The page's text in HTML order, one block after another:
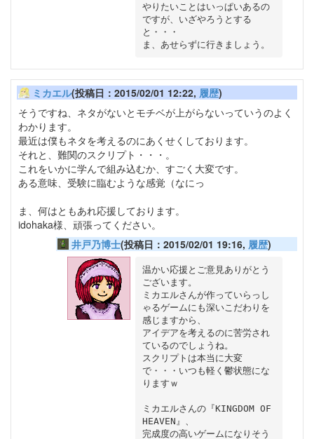
やりたいことはいっぱいあるの
ですが、いざやろうとする
と・・・
ミカエル(投稿日：2015/02/01 12:22, 履歴)
そうですね、ネタがないとモチベが上がらないっていうのよく
わかります。
最近は僕もネタを考えるのにあくせくしております。
それと、難関のスクリプト・・・。
これをいかに学んで組み込むか、すごく大変です。
ある意味、受験に臨むような感覚（なにっ
ま、何はともあれ応援しております。
idohaka様、頑張ってください。
井戸乃博士(投稿日：2015/02/01 19:16, 履歴)
温かい応援とご意見ありがとう
ございます。
ミカエルさんが作っていらっし
ゃるゲームにも深いこだわりを
感じますから、
アイデアを考えるのに苦労され
ているのでしょうね。
スクリプトは本当に大変
で・・・いつも軽く鬱状態にな
りますｗ
ミカエルさんの『KINGDOM OF
HEAVEN』、
完成度の高いゲームになりそう